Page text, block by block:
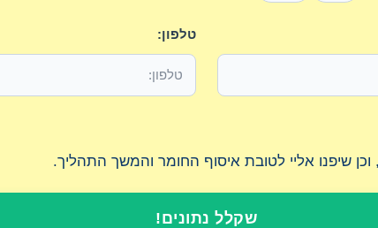
טלפון:
, וכן שיפנו אליי לטובת איסוף החומר והמשך התהליך.
שקלל נתונים!